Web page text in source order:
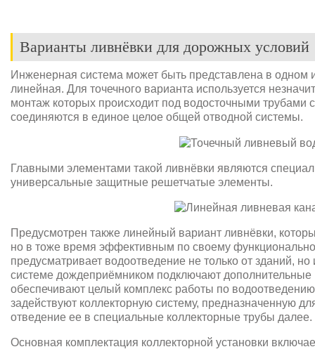
Варианты ливнёвки для дорожных условий
Инженерная система может быть представлена в одном
линейная. Для точечного варианта используется
монтаж которых происходит под водосточными трубами
соединяются в единое целое общей отводной системы.
Главными элементами такой ливнёвки являются
универсальные защитные решетчатые элементы.
Предусмотрен также линейный вариант ливнёвки,
но в тоже время эффективным по своему
предусматривает водоотведение не только от зданий,
системе дождеприёмником подключают
обеспечивают целый комплекс работы по
задействуют коллекторную систему, предназначенную
отведение ее в специальные коллекторные трубы далее.
Основная комплектация коллекторной установки